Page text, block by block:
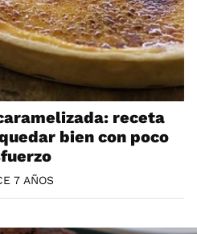
receta
bien con poco
7 AÑOS